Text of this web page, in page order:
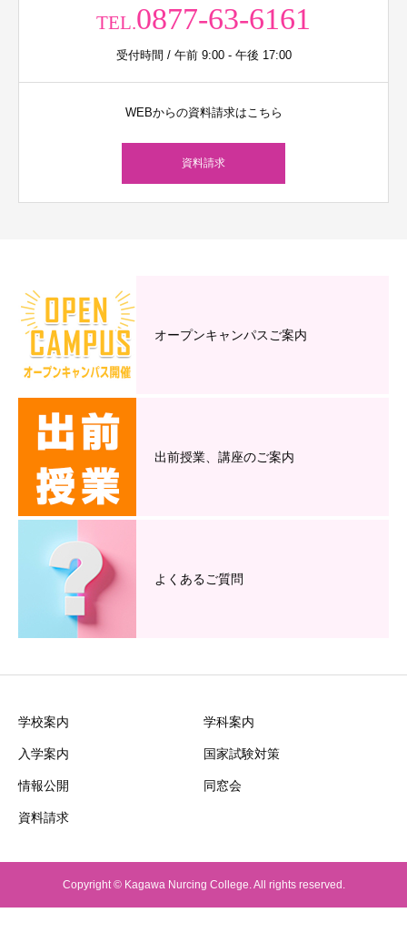
TEL.0877-63-6161
受付時間 / 午前 9:00 - 午後 17:00
WEBからの資料請求はこちら
資料請求
オープンキャンパスご案内
出前授業、講座のご案内
よくあるご質問
学校案内 学科案内
入学案内 国家試験対策
情報公開 同窓会
資料請求
Copyright © Kagawa Nurcing College. All rights reserved.